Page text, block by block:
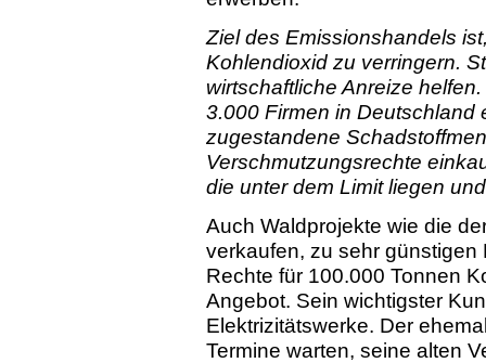
Ziel des Emissionshandels
Kohlendioxid zu verringern.
wirtschaftliche Anreize
3.000 Firmen in Deutschland
zugestandene
Verschmutzungsrechte
die unter dem Limit liegen
Auch Waldprojekte wie die
verkaufen, zu sehr
Rechte für 100.000 Tonnen
Angebot. Sein wichtigster
Elektrizitätswerke. Der
Termine warten, seine alten